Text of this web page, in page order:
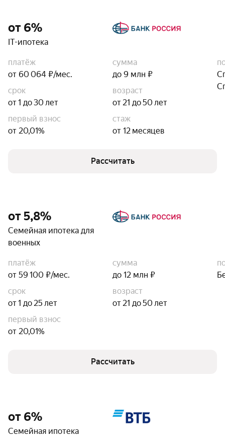
от 6%
IT-ипотека
платёж
от 60 064 ₽/мес.
сумма
до 9 млн ₽
срок
от 1 до 30 лет
возраст
от 21 до 50 лет
первый взнос
от 20,01%
стаж
от 12 месяцев
Рассчитать
от 5,8%
Семейная ипотека для
военных
платёж
от 59 100 ₽/мес.
сумма
до 12 млн ₽
срок
от 1 до 25 лет
возраст
от 21 до 50 лет
первый взнос
от 20,01%
Рассчитать
от 6%
Семейная ипотека